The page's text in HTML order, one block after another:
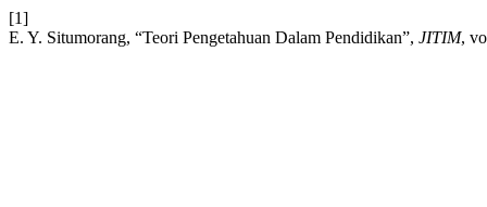
[1]
E. Y. Situmorang, “Teori Pengetahuan Dalam Pendidikan”, JITIM,